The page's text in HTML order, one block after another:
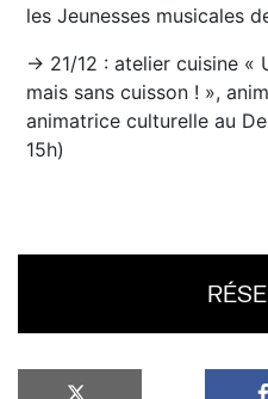
les Jeunesses musicales
→ 21/12 : atelier cuisine «
mais sans cuisson ! »,
animatrice culturelle au
15h)